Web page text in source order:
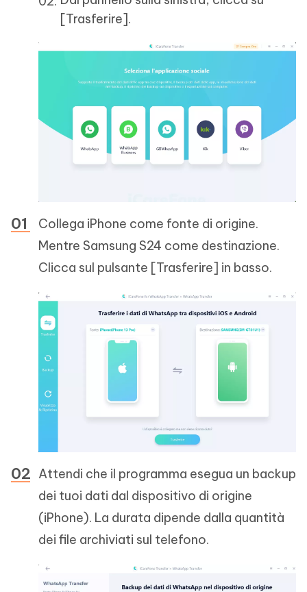
[Trasferire].
Collega iPhone come fonte di origine.
Mentre Samsung S24 come destinazione.
Clicca sul pulsante [Trasferire] in basso.
Attendi che il programma esegua un backup
dei tuoi dati dal dispositivo di origine
(iPhone). La durata dipende dalla quantità
dei file archiviati sul telefono.